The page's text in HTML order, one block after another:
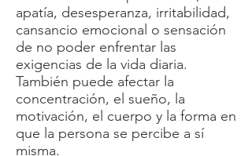
apatía, desesperanza, irritabilidad,
cansancio emocional o sensación
de no poder enfrentar las
exigencias de la vida diaria.
También puede afectar la
concentración, el sueño, la
motivación, el cuerpo y la forma en
que la persona se percibe a sí
misma.